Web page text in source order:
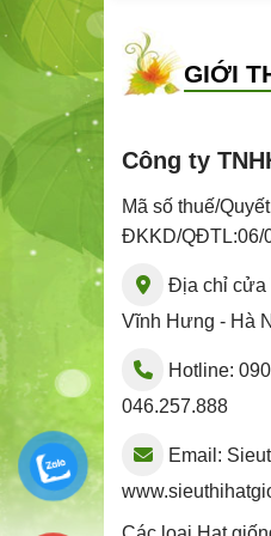
GIỚI
Công ty
Mã số thuế/
ĐKKD/QĐTL:06/
Địa chỉ cửa
Vĩnh Hưng - Hà
Hotline:
046.257.888
Email: